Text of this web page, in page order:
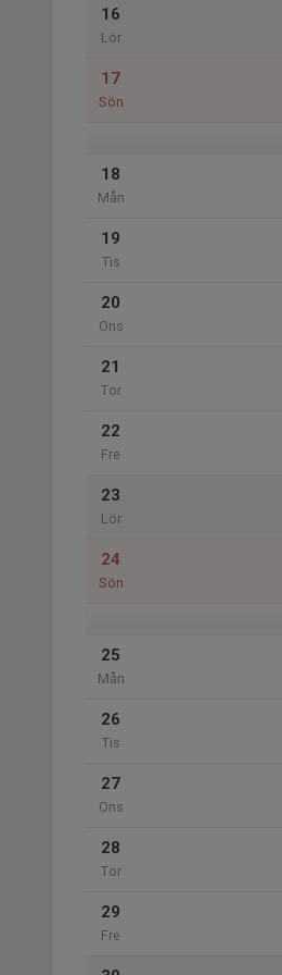
16
Lör
17
Sön
18
Mån
19
Tis
20
Ons
21
Tor
22
Fre
23
Lör
24
Sön
25
Mån
26
Tis
27
Ons
28
Tor
29
Fre